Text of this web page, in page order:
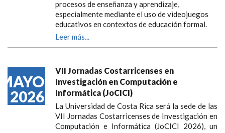
procesos de enseñanza y aprendizaje,
especialmente mediante el uso de videojuegos
educativos en contextos de educación formal.
Leer más...
2026
VII Jornadas Costarricenses en
Investigación en Computación e
Informática (JoCICI)
La Universidad de Costa Rica será la sede de las
VII Jornadas Costarricenses de Investigación en
Computación e Informática (JoCICI 2026), un